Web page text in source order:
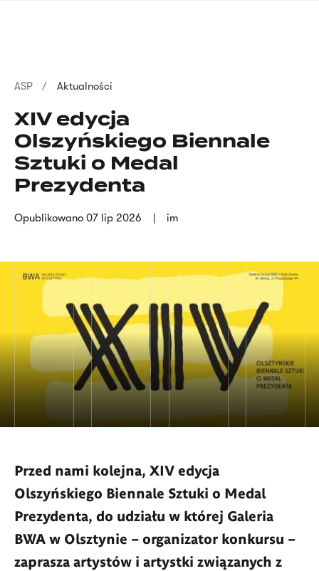
Ścieżka
nawigacyjna
ASP Aktualności
XIV edycja
Olszyńskiego Biennale
Sztuki o Medal
Prezydenta
Opublikowano 07 lip 2026 im
Przed nami kolejna, XIV edycja
Olszyńskiego Biennale Sztuki o Medal
Prezydenta, do udziału w której Galeria
BWA w Olsztynie – organizator konkursu –
zaprasza artystów i artystki związanych z